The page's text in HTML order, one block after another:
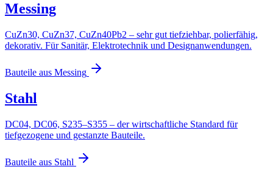
Messing
CuZn30, CuZn37, CuZn40Pb2 – sehr gut tiefziehbar, polierfähig,
dekorativ. Für Sanitär, Elektrotechnik und Designanwendungen.
Bauteile aus Messing
Stahl
DC04, DC06, S235–S355 – der wirtschaftliche Standard für
tiefgezogene und gestanzte Bauteile.
Bauteile aus Stahl